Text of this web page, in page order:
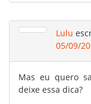
Lulu
05/09/
Mas eu quero
deixe essa dica?